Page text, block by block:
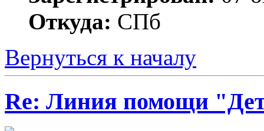
Откуда: СПб
Вернуться к началу
Re: Линия помощи